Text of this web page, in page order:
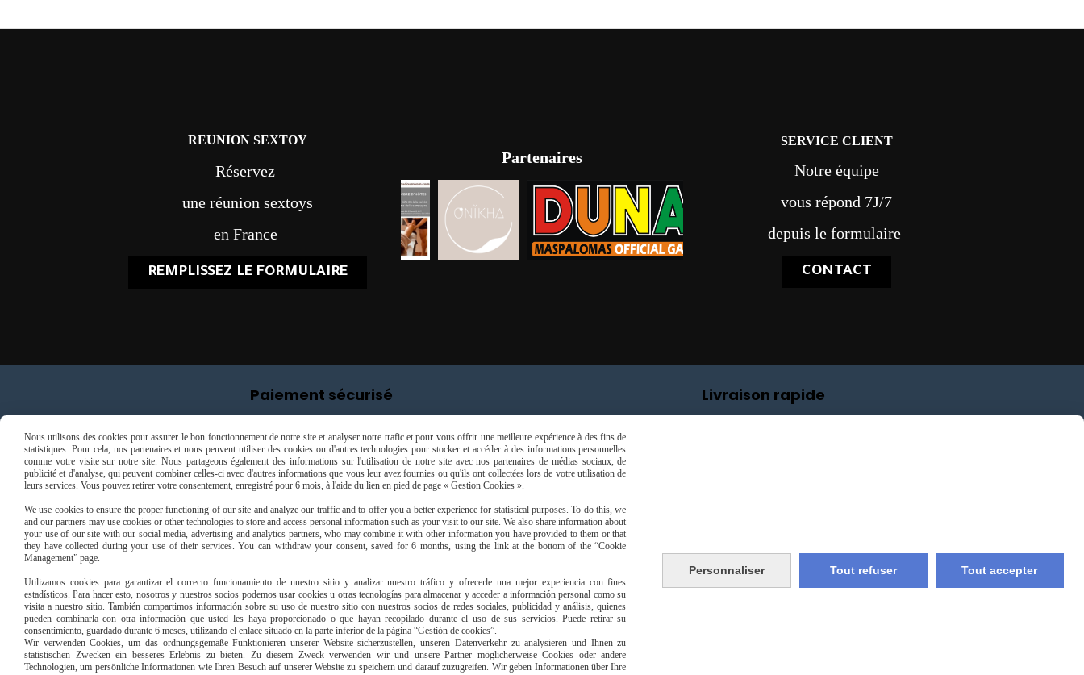
REUNION SEXTOY
Réservez
une réunion sextoys
en France
REMPLISSEZ LE FORMULAIRE
Partenaires
SERVICE CLIENT
Notre équipe
vous répond 7J/7
depuis le formulaire
CONTACT
Paiement sécurisé Livraison rapide
livraison à domicile France et union
Facebook est désactivé. Autoriser jpsexshop
Mentions Légales Conditions générales de vente Se rétracter Politique de confidentialité
Nous utilisons des cookies pour assurer le bon fonctionnement de notre site et analyser notre trafic et pour vous offrir une meilleure expérience à des fins de
statistiques. Pour cela, nos partenaires et nous peuvent utiliser des cookies ou d'autres technologies pour stocker et accéder à des informations personnelles
comme votre visite sur notre site. Nous partageons également des informations sur l'utilisation de notre site avec nos partenaires de médias sociaux, de
publicité et d'analyse, qui peuvent combiner celles-ci avec d'autres informations que vous leur avez fournies ou qu'ils ont collectées lors de votre utilisation de
leurs services. Vous pouvez retirer votre consentement, enregistré pour 6 mois, à l'aide du lien en pied de page « Gestion Cookies ».
We use cookies to ensure the proper functioning of our site and analyze our traffic and to offer you a better experience for statistical purposes. To do this, we
and our partners may use cookies or other technologies to store and access personal information such as your visit to our site. We also share information about
your use of our site with our social media, advertising and analytics partners, who may combine it with other information you have provided to them or that
they have collected during your use of their services. You can withdraw your consent, saved for 6 months, using the link at the bottom of the “Cookie
Management” page.
Utilizamos cookies para garantizar el correcto funcionamiento de nuestro sitio y analizar nuestro tráfico y ofrecerle una mejor experiencia con fines
estadísticos. Para hacer esto, nosotros y nuestros socios podemos usar cookies u otras tecnologías para almacenar y acceder a información personal como su
visita a nuestro sitio. También compartimos información sobre su uso de nuestro sitio con nuestros socios de redes sociales, publicidad y análisis, quienes
pueden combinarla con otra información que usted les haya proporcionado o que hayan recopilado durante el uso de sus servicios. Puede retirar su
consentimiento, guardado durante 6 meses, utilizando el enlace situado en la parte inferior de la página “Gestión de cookies”.
Wir verwenden Cookies, um das ordnungsgemäße Funktionieren unserer Website sicherzustellen, unseren Datenverkehr zu analysieren und Ihnen zu
statistischen Zwecken ein besseres Erlebnis zu bieten. Zu diesem Zweck verwenden wir und unsere Partner möglicherweise Cookies oder andere
Technologien, um persönliche Informationen wie Ihren Besuch auf unserer Website zu speichern und darauf zuzugreifen. Wir geben Informationen über Ihre
Personnaliser Tout refuser Tout accepter